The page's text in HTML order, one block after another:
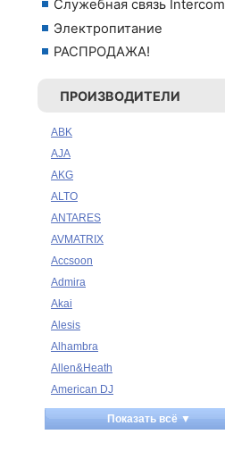
Служебная связь Intercom
Электропитание
РАСПРОДАЖА!
ПРОИЗВОДИТЕЛИ
ABK
AJA
AKG
ALTO
ANTARES
AVMATRIX
Accsoon
Admira
Akai
Alesis
Alhambra
Allen&Heath
American DJ
Ampeg
Apart
Показать всё ▼